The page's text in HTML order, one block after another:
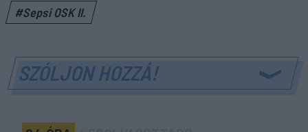
#Sepsi OSK II.
SZÓLJON HOZZÁ!